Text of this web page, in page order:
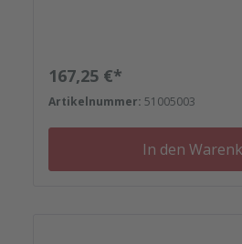
Kunststoffeinsätzen bis zu
Regulärer Preis:
167,25 €*
Artikelnummer: 51005003
In den